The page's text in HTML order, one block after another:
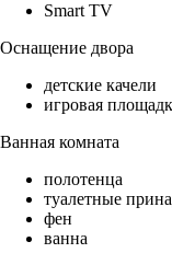
Smart TV
Оснащение двора
детские качели
игровая
Ванная комната
полотенца
туалетные
фен
ванна